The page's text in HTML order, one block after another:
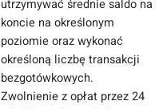
utrzymywać średnie saldo na
koncie na określonym
poziomie oraz wykonać
określoną liczbę transakcji
bezgotówkowych.
Zwolnienie z opłat przez 24